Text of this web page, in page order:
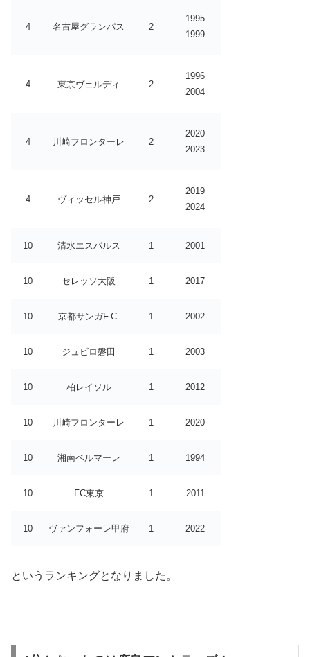
4 名古屋グランパス 2
1995
1999
4 東京ヴェルディ 2
1996
2004
4 川崎フロンターレ 2
2020
2023
4 ヴィッセル神戸 2
2019
2024
10 清水エスパルス 1 2001
10 セレッソ大阪 1 2017
10 京都サンガF.C. 1 2002
10 ジュビロ磐田 1 2003
10 柏レイソル 1 2012
10 川崎フロンターレ 1 2020
10 湘南ベルマーレ 1 1994
10 FC東京 1 2011
10 ヴァンフォーレ甲府 1 2022
というランキングとなりました。